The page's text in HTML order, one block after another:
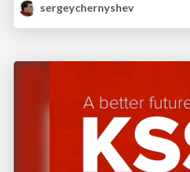
sergeychernyshev